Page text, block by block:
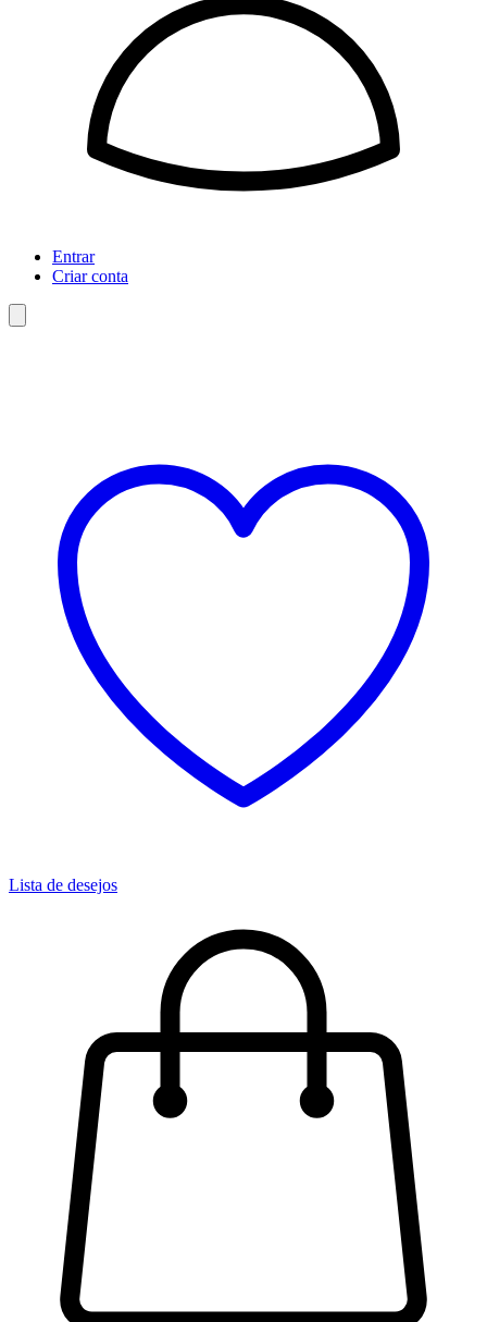
Entrar
Criar conta
Lista de desejos